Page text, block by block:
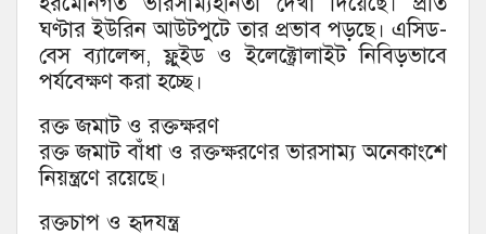
ঘণ্টার ইউরিন আউটপুটে তার প্রভাব পড়ছে। এসিড-
বেস ব্যালেন্স, ফ্লুইড ও ইলেক্ট্রোলাইট নিবিড়ভাবে
পর্যবেক্ষণ করা হচ্ছে।
রক্ত জমাট ও রক্তক্ষরণ
রক্ত জমাট বাঁধা ও রক্তক্ষরণের ভারসাম্য অনেকাংশে
নিয়ন্ত্রণে রয়েছে।
রক্তচাপ ও হৃদযন্ত্র